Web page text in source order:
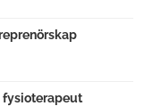
fysioterapeut